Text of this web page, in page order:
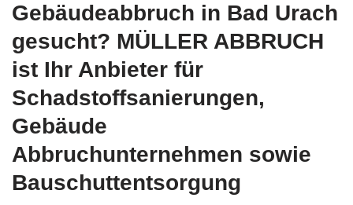
Gebäudeabbruch in Bad Urach
gesucht? MÜLLER ABBRUCH
ist Ihr Anbieter für
Schadstoffsanierungen,
Gebäude
Abbruchunternehmen sowie
Bauschuttentsorgung